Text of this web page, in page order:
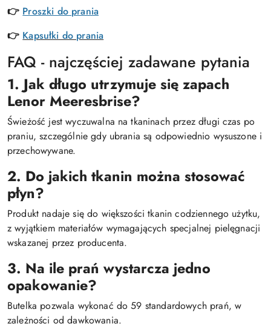
👉 Proszki do prania
👉 Kapsułki do prania
FAQ - najczęściej zadawane pytania
1. Jak długo utrzymuje się zapach
Lenor Meeresbrise?
Świeżość jest wyczuwalna na tkaninach przez długi czas po
praniu, szczególnie gdy ubrania są odpowiednio wysuszone i
przechowywane.
2. Do jakich tkanin można stosować
płyn?
Produkt nadaje się do większości tkanin codziennego użytku,
z wyjątkiem materiałów wymagających specjalnej pielęgnacji
wskazanej przez producenta.
3. Na ile prań wystarcza jedno
opakowanie?
Butelka pozwala wykonać do 59 standardowych prań, w
zależności od dawkowania.